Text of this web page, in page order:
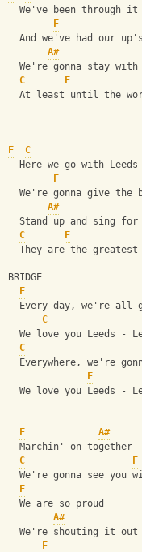
We've been through it
F
And we've had our
A#
We're gonna stay with
C
F
At least until the
F
C
Here we go with Leeds
F
We're gonna give the
A#
Stand up and sing for
C
F
They are the greatest
BRIDGE
F
Every day, we're all
C
We love you Leeds -
C
Everywhere, we're
F
We love you Leeds -
F
A#
  Marchin' on together
C
F
We're gonna see you
F
  We are so proud
A#
We're shouting it out
F